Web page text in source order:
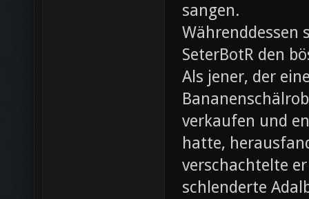
sangen.
Währenddessen
SeterBotR den
Als jener, der
verkaufen und
hatte,
verschachtelte
schlenderte